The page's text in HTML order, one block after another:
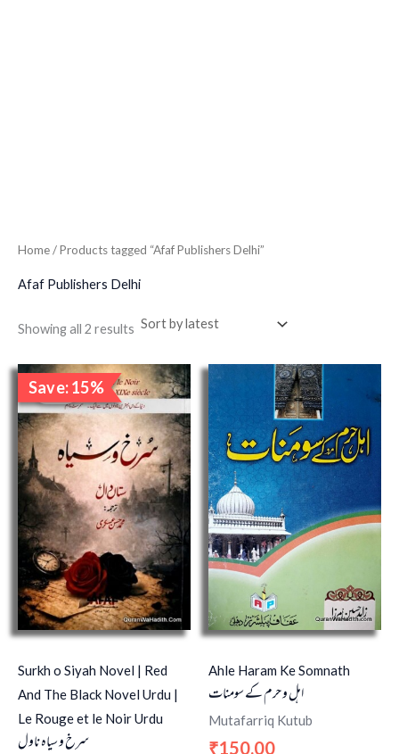
Home/ Products tagged “Afaf Publishers Delhi”
Afaf Publishers Delhi
Showing all 2 results
Save: 15%
Sale!
Surkh o Siyah Novel | Red
And The Black Novel Urdu |
Le Rouge et le Noir Urdu
سرخ و سیاہ ناول
Original
price
was:
₹1,000.00.
Current
price
₹850.00.
Ahle Haram Ke Somnath
اہل و حرم کے سومنات
Mutafarriq Kutub
₹150.00